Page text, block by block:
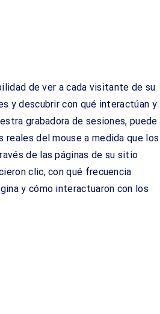
de ver a cada visitante de su
y descubrir con qué interactúan y
grabadora de sesiones, puede
del mouse a medida que los
de las páginas de su sitio
clic, con qué frecuencia
y cómo interactuaron con los